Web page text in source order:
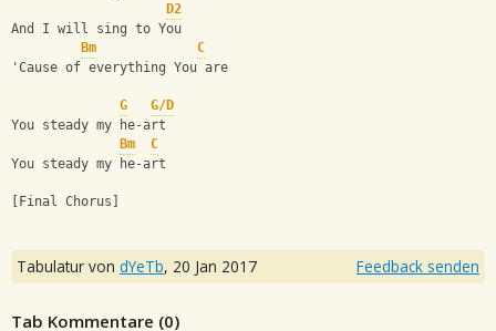
D2
And I will sing to You
Bm
C
'Cause of everything You are
G
G/D
You steady my he-art
Bm
C
You steady my he-art
[Final Chorus]
Tabulatur von dYeTb, 20 Jan 2017 Feedback senden
Tab Kommentare (0)